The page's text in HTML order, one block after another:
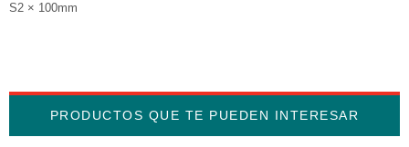
S2 × 100mm
PRODUCTOS QUE TE PUEDEN INTERESAR